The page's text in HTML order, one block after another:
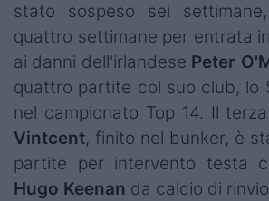
stato sospeso sei
quattro settimane per entrata
ai danni dell'irlandese Peter
quattro partite col suo club, lo
nel campionato Top 14. Il
Vintcent, finito nel bunker, è
partite per intervento testa
Hugo Keenan da calcio di